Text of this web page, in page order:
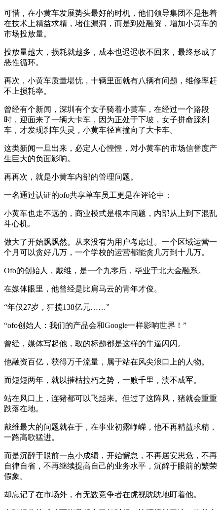
可惜，在小黄车发展势头最好的时机，他们领导集团不是想着
在技术上精益求精，堵住漏洞，而是到处融资，增加小黄车的
市场投放量。
投放量越大，损耗就越多，成本也迟迟收不回来，最终形成了
恶性循环。
再次，小黄车质量堪忧，十辆里面就有八辆有问题，维修率赶
不上损耗率。
曾经有个新闻，深圳有个女子骑着小黄车，在经过一个路段
时，迎面来了一辆大卡车，因为正处于下坡，女子拼命踩刹
车，才发现刹车失灵，小黄车径直撞向了大卡车。
这类新闻一旦出来，必定人心惶惶，对小黄车的市场信誉度产
生巨大的负面影响。
再再次，就是小黄车内部的管理问题。
一名通过认证的ofo共享单车员工更是在评论中：
小黄车也走不远的，商业模式是根本问题，内部从上到下混乱
斗心机。
做大了开始飘飘然。从来没有为用户考虑过。一个区域运营一
个月可以贪好几万，一个学校的运营都能贪几万到十几万。
Ofo的创始人，戴维，是一个九零后，毕业于北大金融系。
在媒体眼里，他曾经是比肩马云的青年才俊。
“年仅27岁，狂揽138亿元……”
“ofo创始人：我们的产品会和Google一样影响世界！”
曾经，媒体写起他，取的标题都是这样的牛逼闪闪。
他融资百亿，获得万千流量，属于站在风尖浪口上的人物。
而短短两年，就以摧枯拉朽之势，一败千里，溃不成军。
站在风口上，连猪都可以飞起来。但过了这阵风，猪就会重重
跌落在地。
戴维最大的问题就在于，在事业初露峥嵘，他不再精益求精，
一路高歌猛进。
而是沉醉于眼前一点小成绩，开始懈怠，不再居安思危，不再
自律自省，不再继续提高自己的业务水平，沉醉于眼前的繁荣
假象。
却忘记了在市场外，有无数竞争者在虎视眈眈地盯着他。